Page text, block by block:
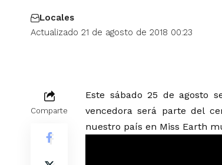
Actualizado 21 de agosto de 2018 00:23
Locales
Comparte
Este sábado 25 de agosto
vencedora será parte del
nuestro país en Miss Earth